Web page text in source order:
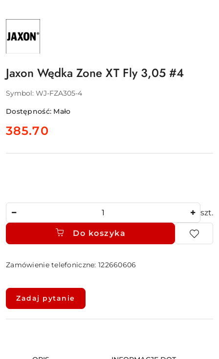
NAZWA
JAXON
SP.
O.O.
Jaxon Wędka Zone XT Fly 3,05 #4
Symbol: WJ-FZA305-4
Dostępność: Mało
cena:
385.70
szt.
Do koszyka
Zamówienie telefoniczne: 122660606
Dostępność
dostawa
Zadaj pytanie